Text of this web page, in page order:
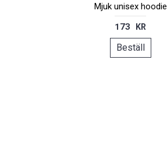
Mjuk unisex hoodie
173 KR
Beställ